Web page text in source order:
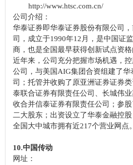
http://www.htsc.com.cn/
公司介绍：
华泰证券即华泰证券股份有限公司
司，成立于1990年12月，是中国证
商，也是全国最早获得创新试点资格
近年来，公司充分把握市场机遇，
公司，与美国AIG集团合资组建了华
司；托管并收购了原亚洲证券证券
泰联合证券有限责任公司、长城伟
收合并信泰证券有限责任公司；参
二大股东；出资设立了华泰金融控
全国大中城市拥有近217个营业网点。
10.中国传动
网址：